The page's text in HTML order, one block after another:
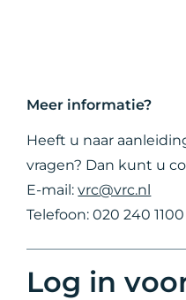
Meer informatie?
Heeft u naar
vragen? Dan kunt u
E-mail:vrc@vrc.nl
Telefoon: 020 240 1100
Log in